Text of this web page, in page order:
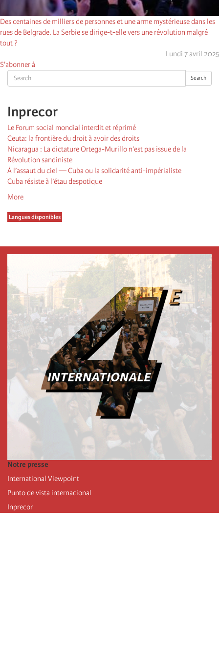
Search Search
Inprecor
Le Forum social mondial interdit et réprimé
Ceuta: la frontière du droit à avoir des droits
Nicaragua : La dictature Ortega-Murillo n’est pas issue de la
Révolution sandiniste
À l’assaut du ciel — Cuba ou la solidarité anti-impérialiste
Cuba résiste à l’étau despotique
More
Langues disponibles
Des centaines de milliers de personnes et une arme mystérieuse dans les
rues de Belgrade. La Serbie se dirige-t-elle vers une révolution malgré
tout ?
Lundi 7 avril 2025
S'abonner à
Notre presse
International Viewpoint
Punto de vista internacional
Inprecor